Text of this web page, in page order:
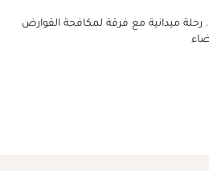
ميدانية مع فرقة لمكافحة القوارض